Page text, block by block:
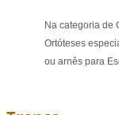
Na categoria de
Ortóteses
ou arnês para